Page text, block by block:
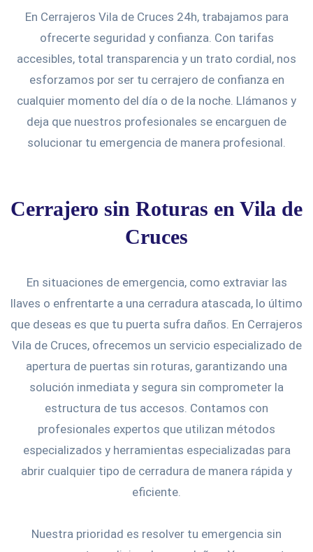
En Cerrajeros Vila de Cruces 24h, trabajamos para
ofrecerte seguridad y confianza. Con tarifas
accesibles, total transparencia y un trato cordial, nos
esforzamos por ser tu cerrajero de confianza en
cualquier momento del día o de la noche. Llámanos y
deja que nuestros profesionales se encarguen de
solucionar tu emergencia de manera profesional.
Cerrajero sin Roturas en Vila de
Cruces
En situaciones de emergencia, como extraviar las
llaves o enfrentarte a una cerradura atascada, lo último
que deseas es que tu puerta sufra daños. En Cerrajeros
Vila de Cruces, ofrecemos un servicio especializado de
apertura de puertas sin roturas, garantizando una
solución inmediata y segura sin comprometer la
estructura de tus accesos. Contamos con
profesionales expertos que utilizan métodos
especializados y herramientas especializadas para
abrir cualquier tipo de cerradura de manera rápida y
eficiente.
Nuestra prioridad es resolver tu emergencia sin